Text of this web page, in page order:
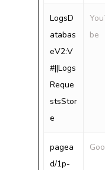
LogsD
atabas
eV2:V
#||Logs
Reque
stsStor
e
be
pagea
d/1p-